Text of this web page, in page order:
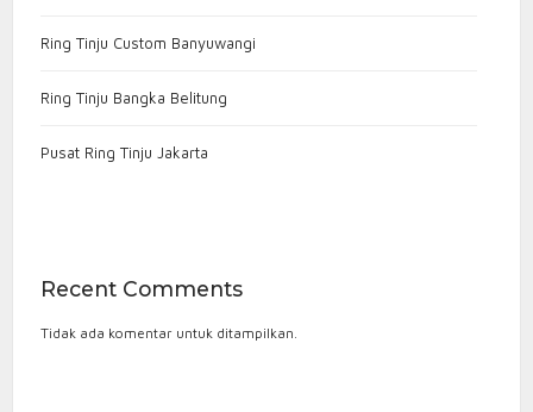
Ring Tinju Custom Banyuwangi
Ring Tinju Bangka Belitung
Pusat Ring Tinju Jakarta
Recent Comments
Tidak ada komentar untuk ditampilkan.